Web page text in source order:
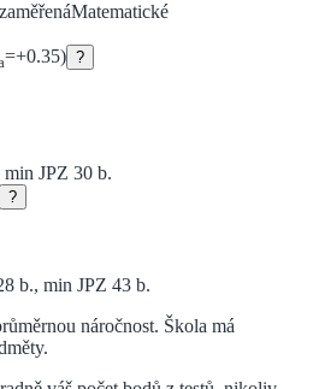
Matematické
=+0.35) ?
min JPZ 30 b.
?
b., min JPZ 43 b.
náročnost. Škola má